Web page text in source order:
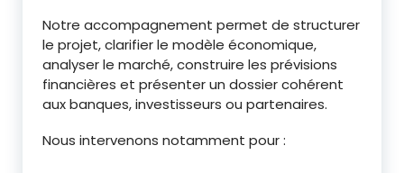
Notre accompagnement permet de structurer
le projet, clarifier le modèle économique,
analyser le marché, construire les prévisions
financières et présenter un dossier cohérent
aux banques, investisseurs ou partenaires.
Nous intervenons notamment pour :